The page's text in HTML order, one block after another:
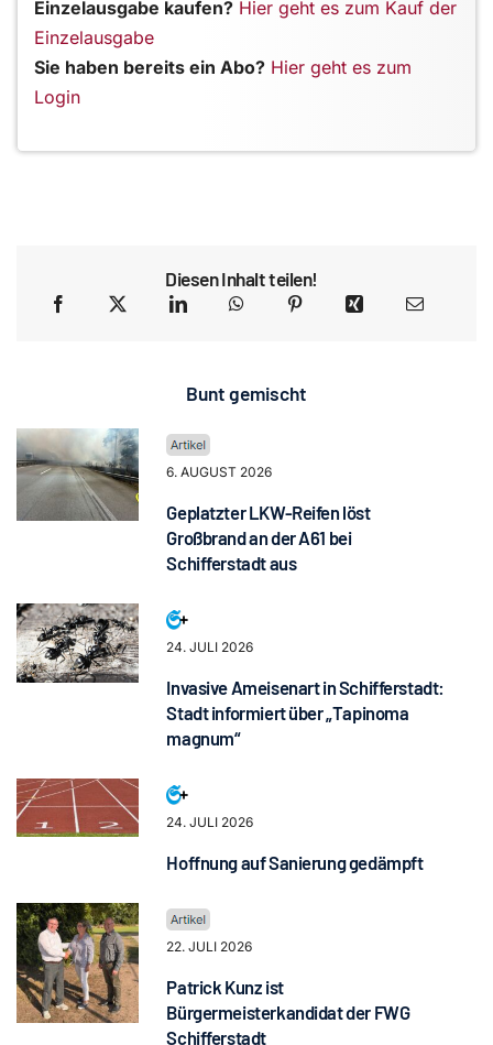
Einzelausgabe kaufen? Hier geht es zum Kauf der
Einzelausgabe
Sie haben bereits ein Abo? Hier geht es zum
Login
Diesen Inhalt teilen!
Bunt gemischt
6. AUGUST 2026
Geplatzter LKW-Reifen löst
Großbrand an der A61 bei
Schifferstadt aus
24. JULI 2026
Invasive Ameisenart in Schifferstadt:
Stadt informiert über „Tapinoma
magnum“
24. JULI 2026
Hoffnung auf Sanierung gedämpft
22. JULI 2026
Patrick Kunz ist
Bürgermeisterkandidat der FWG
Schifferstadt